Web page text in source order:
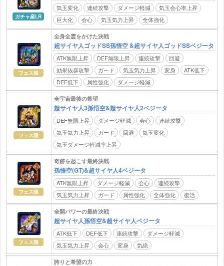
ガチャ産LR
気玉変化 連続攻撃 ダメージ軽減
気玉会心率上昇
巨大化
会心 気玉気力上昇 全体強化
フェス限
全身全霊をかけた決戦
超サイヤ人ゴッドSS孫悟空 &超サイヤ人ゴッドSSベジータ
ATK無限上昇 DEF無限上昇 連続攻撃
回避
効果抜群攻撃
ガード 気玉気力上昇 変身
ATK低下
DEF低下
属性強化 ダメージ軽減
フェス限
全宇宙最後の希望
超サイヤ人3孫悟空&超サイヤ人2ベジータ
DEF無限上昇 ダメージ軽減 会心
連続攻撃
気玉気力上昇
ガード 回避
気玉変化
気玉ダメージ軽減率上昇
フェス限
奇跡を起こす最終決戦
孫悟空(GT)&超サイヤ人4ベジータ
ATK無限上昇 ダメージ軽減 会心
連続攻撃
気玉気力上昇
ガード 属性強化 全体強化 復活
フェス限
全開パワーの最終決戦
超サイヤ人孫悟空&超サイヤ人ベジータ
ATK低下 DEF低下 連続攻撃
ダメージ軽減
気玉気力上昇
会心 変身 気絶
誇りと希望の力